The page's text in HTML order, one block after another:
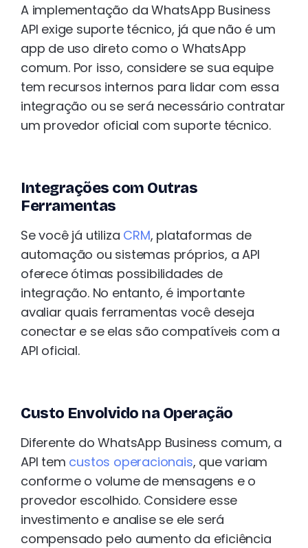
A implementação da WhatsApp Business
API exige suporte técnico, já que não é um
app de uso direto como o WhatsApp
comum. Por isso, considere se sua equipe
tem recursos internos para lidar com essa
integração ou se será necessário contratar
um provedor oficial com suporte técnico.
Integrações com Outras
Ferramentas
Se você já utiliza CRM, plataformas de
automação ou sistemas próprios, a API
oferece ótimas possibilidades de
integração. No entanto, é importante
avaliar quais ferramentas você deseja
conectar e se elas são compatíveis com a
API oficial.
Custo Envolvido na Operação
Diferente do WhatsApp Business comum, a
API tem custos operacionais, que variam
conforme o volume de mensagens e o
provedor escolhido. Considere esse
investimento e analise se ele será
compensado pelo aumento da eficiência